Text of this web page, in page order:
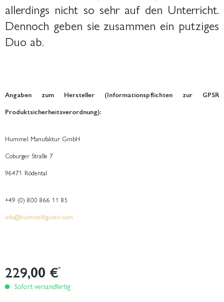
allerdings nicht so sehr auf den Unterricht.
Dennoch geben sie zusammen ein putziges
Duo ab.
Angaben zum Hersteller (Informationspflichten zur GPSR
Produktsicherheitsverordnung):
Hummel Manufaktur GmbH
Coburger Straße 7
96471 Rödental
+49 (0) 800 866 11 85
info@hummelfiguren.com
229,00 €*
Sofort versandfertig